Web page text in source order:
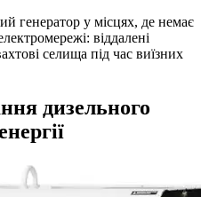
генератор у місцях, де немає
віддалені
селища під час виїзних
дизельного